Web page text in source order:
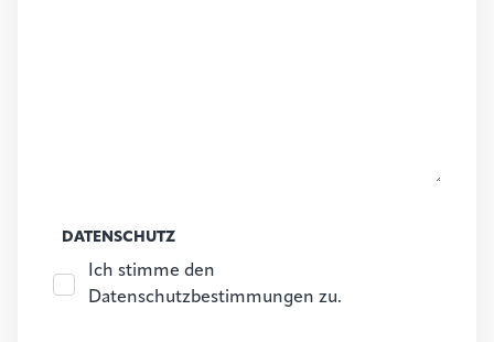
DATENSCHUTZ
Ich stimme den
Datenschutzbestimmungen zu.